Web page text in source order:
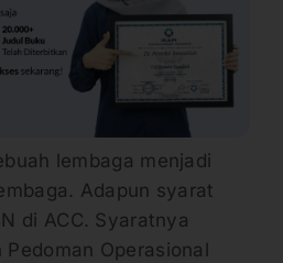
lembaga menjadi
Adapun syarat
di ACC. Syaratnya
Operasional